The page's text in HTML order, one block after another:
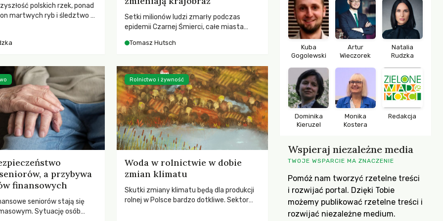
polskich rzek, ponad
martwych ryb i śledztwo z
by prace modernizacyjne
śmierci rzeki.
Setki milionów ludzi zmarły podczas
epidemii Czarnej Śmierci, całe miasta
pierwsze liście nowych dębów rozwijały
podnosiła się po jednej z największych
katastrof w swoich dziejach.
Tomasz Hutsch
a przybywa
finansowych
seniorów stają się
Sytuację osób
Woda w rolnictwie w dobie
zmian klimatu
Skutki zmiany klimatu będą dla produkcji
rolnej w Polsce bardzo dotkliwe. Sektor
Rolnictwo i żywność
Kuba
Gogolewski
Artur
Wieczorek
Natalia
Rudzka
Dominika
Kieruzel
Monika
Kostera
Redakcja
Wspieraj niezależne media
TWOJE WSPARCIE MA ZNACZENIE
Pomóż nam tworzyć rzetelne treści
i rozwijać portal. Dzięki Tobie
możemy publikować rzetelne treści i
rozwijać niezależne medium.